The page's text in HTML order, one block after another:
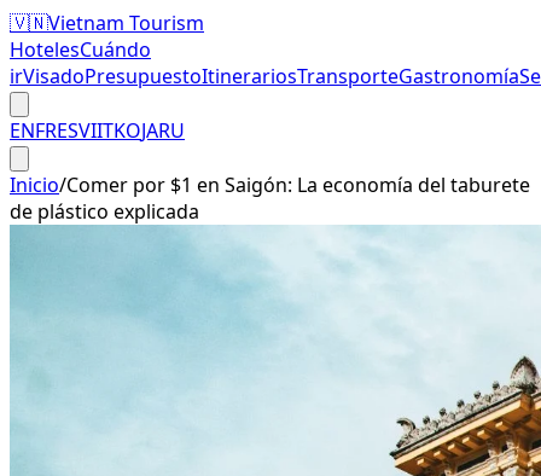
🇻🇳Vietnam Tourism
HotelesCuándo
irVisadoPresupuestoItinerariosTransporteGastronomía
ENFRESVIITKOJARU
Inicio/Comer por $1 en Saigón: La economía del taburete
de plástico explicada